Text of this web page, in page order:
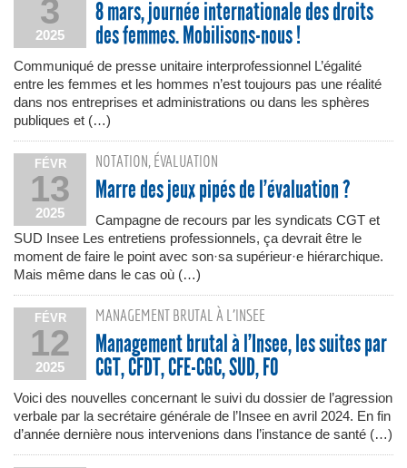
3
2025
8 mars, journée internationale des droits
des femmes. Mobilisons-nous !
Communiqué de presse unitaire interprofessionnel L’égalité
entre les femmes et les hommes n’est toujours pas une réalité
dans nos entreprises et administrations ou dans les sphères
publiques et (…)
FÉVR
13
2025
NOTATION, ÉVALUATION
Marre des jeux pipés de l’évaluation ?
Campagne de recours par les syndicats CGT et
SUD Insee Les entretiens professionnels, ça devrait être le
moment de faire le point avec son·sa supérieur·e hiérarchique.
Mais même dans le cas où (…)
FÉVR
12
2025
MANAGEMENT BRUTAL À L’INSEE
Management brutal à l’Insee, les suites par
CGT, CFDT, CFE-CGC, SUD, FO
Voici des nouvelles concernant le suivi du dossier de l’agression
verbale par la secrétaire générale de l’Insee en avril 2024. En fin
d’année dernière nous intervenions dans l’instance de santé (…)